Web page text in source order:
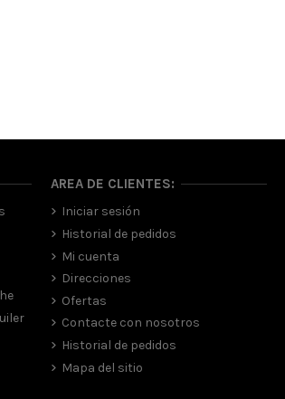
AREA DE CLIENTES:
Iniciar sesión
Historial de pedidos
Mi cuenta
Direcciones
Ofertas
Contacte con nosotros
Historial de pedidos
Mapa del sitio